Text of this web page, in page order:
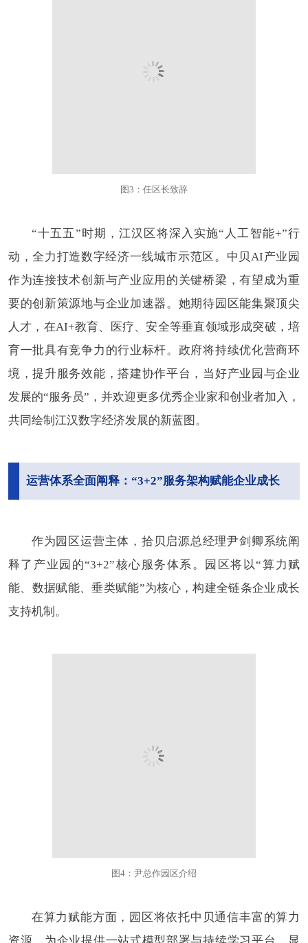
图3：任区长致辞
“十五五”时期，江汉区将深入实施“人工智能+”行
动，全力打造数字经济一线城市示范区。中贝AI产业园
作为连接技术创新与产业应用的关键桥梁，有望成为重
要的创新策源地与企业加速器。她期待园区能集聚顶尖
人才，在AI+教育、医疗、安全等垂直领域形成突破，培
育一批具有竞争力的行业标杆。政府将持续优化营商环
境，提升服务效能，搭建协作平台，当好产业园与企业
发展的“服务员”，并欢迎更多优秀企业家和创业者加入，
共同绘制江汉数字经济发展的新蓝图。
运营体系全面阐释：“3+2”服务架构赋能企业成长
作为园区运营主体，拾贝启源总经理尹剑卿系统阐
释了产业园的“3+2”核心服务体系。园区将以“算力赋
能、数据赋能、垂类赋能”为核心，构建全链条企业成长
支持机制。
图4：尹总作园区介绍
在算力赋能方面，园区将依托中贝通信丰富的算力